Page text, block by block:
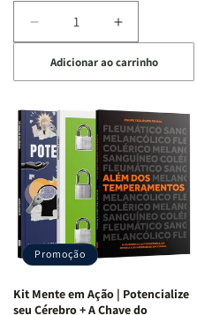
Diminuir
a
quantidade
de
Raizes
da
Alma
|
O
Vício
Agradar
a
Todos
+
Aumentar
a
quantidade
de
Raizes
da
Alma
|
O
Vício
de
Agradar
Todos
+
Adicionar ao carrinho
Promoção
Kit Mente em Ação | Potencialize
seu Cérebro + A Chave do